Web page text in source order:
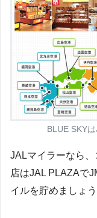
BLUE SKY
JALマイラーなら
店はJAL PLAZAで
イルを貯めましょう